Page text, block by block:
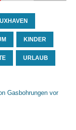
KINDER
URLAUB
Gasbohrungen vor